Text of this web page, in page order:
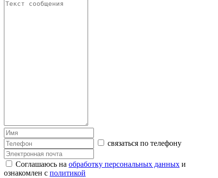
связаться по телефону
Соглашаюсь на обработку персональных данных и
ознакомлен с политикой